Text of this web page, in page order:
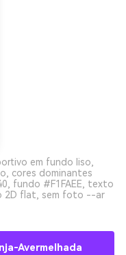
em fundo liso,
cores dominantes
fundo #F1FAEE, texto
2D flat, sem foto --ar
Avermelhada